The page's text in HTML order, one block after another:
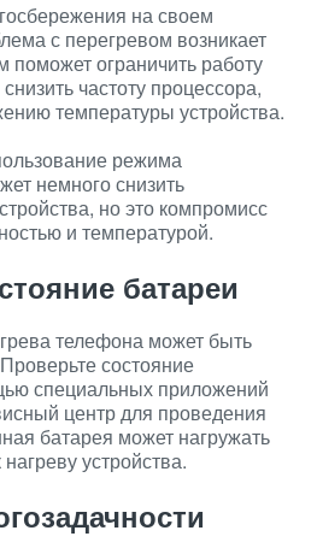
на своем
с перегревом возникает
поможет ограничить работу
частоту процессора,
температуры устройства.
режима
немного снизить
но это компромисс
и температурой.
батареи
телефона может быть
состояние
специальных приложений
центр для проведения
батарея может нагружать
устройства.